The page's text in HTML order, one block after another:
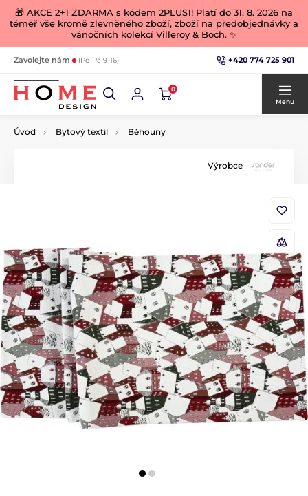
🎁 AKCE 2+1 ZDARMA s kódem 2PLUS1! Platí do 31. 8. 2026 na
téměř vše kromě zlevněného zboží, zboží na předobjednávky a
vánočních kolekcí Villeroy & Boch. ✨
Zavolejte nám (Po-Pá 9-16) +420 774 725 901
0
Menu
Úvod Bytový textil Běhouny
Výrobce